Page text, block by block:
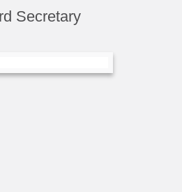
Secretary